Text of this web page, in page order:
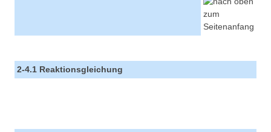
2-4.1 Reaktionsgleichung